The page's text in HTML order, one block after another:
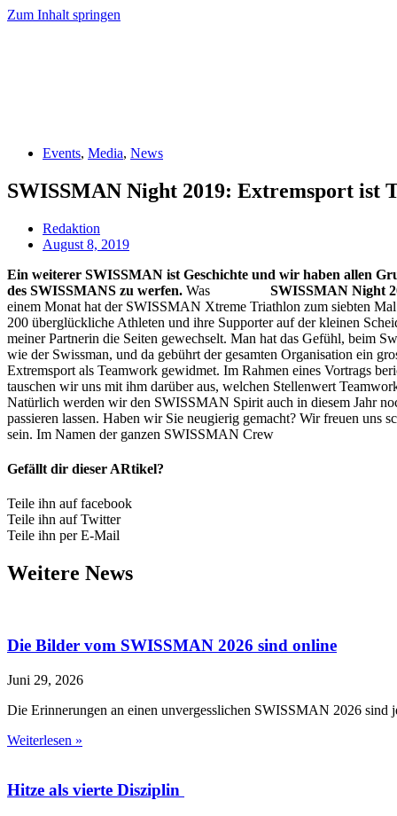
Zum Inhalt springen
Events, Media, News
SWISSMAN Night 2019: Extremsport ist
Redaktion
August 8, 2019
Ein weiterer SWISSMAN ist Geschichte und wir haben allen
des SWISSMANS zu werfen. Was SWISSMAN Night
einem Monat hat der SWISSMAN Xtreme Triathlon zum siebten
200 überglückliche Athleten und ihre Supporter auf der kleinen
meiner Partnerin die Seiten gewechselt. Man hat das Gefühl, beim
wie der Swissman, und da gebührt der gesamten Organisation ein
Extremsport als Teamwork gewidmet. Im Rahmen eines Vortrags
tauschen wir uns mit ihm darüber aus, welchen Stellenwert
Natürlich werden wir den SWISSMAN Spirit auch in diesem Jahr
passieren lassen. Haben wir Sie neugierig gemacht? Wir freuen uns
sein. Im Namen der ganzen SWISSMAN Crew
Gefällt dir dieser ARtikel?
Teile ihn auf facebook
Teile ihn auf Twitter
Teile ihn per E-Mail
Weitere News
Die Bilder vom SWISSMAN 2026 sind online
Juni 29, 2026
Die Erinnerungen an einen unvergesslichen SWISSMAN 2026
Weiterlesen »
Hitze als vierte Disziplin